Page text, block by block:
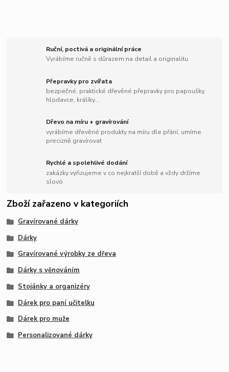
Ruční, poctivá a originální práce
Vyrábíme ručně s důrazem na detail a originalitu
Přepravky pro zvířata
bezpečné, praktické dřevěné přepravky pro papoušky,
hlodavce, králíky...
Dřevo na míru + gravírování
vyrábíme dřevěné produkty na míru dle přání, umíme
precizně gravírovat
Rychlé a spolehlivé dodání
zakázky vyřizujeme v co nejkratší době a vždy držíme
slovo
Zboží zařazeno v kategoriích
Gravírované dárky
Dárky
Gravírované výrobky ze dřeva
Dárky s věnováním
Stojánky a organizéry
Dárek pro paní učitelku
Dárek pro muže
Personalizované dárky